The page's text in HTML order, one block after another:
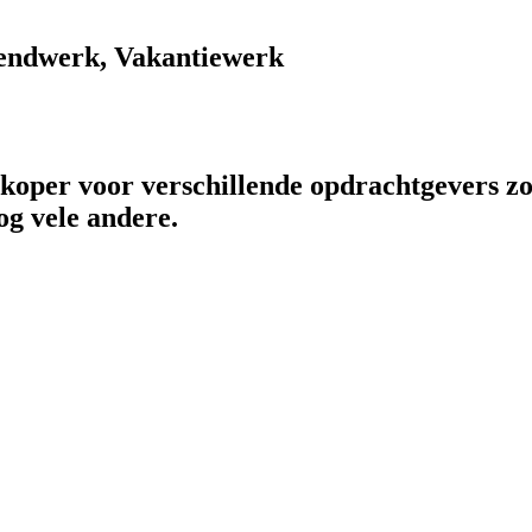
Vakantiewerk
voor verschillende opdrachtgevers
vele andere.